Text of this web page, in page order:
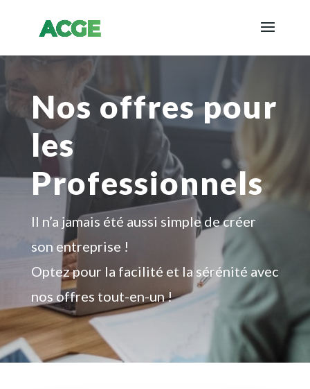
Nos offres pour
les
Professionnels
Il n’a jamais été aussi simple de créer
son entreprise !
Optez pour la facilité et la sérénité avec
nos offres tout-en-un !